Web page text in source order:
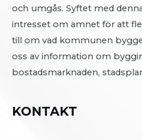
och umgås. Syftet med
intresset om ämnet för att
till om vad kommunen
oss av information om
bostadsmarknaden,
KONTAKT